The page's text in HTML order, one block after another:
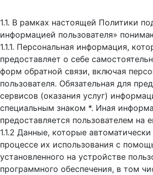
1.1. В рамках настоящей Политики
информацией пользователя»
1.1.1. Персональная информация,
предоставляет о себе
форм обратной связи, включая
пользователя. Обязательная для
сервисов (оказания услуг)
специальным знаком *. Иная
предоставляется пользователем на
1.1.2 Данные, которые
процессе их использования с
установленного на устройстве
программного обеспечения, в том